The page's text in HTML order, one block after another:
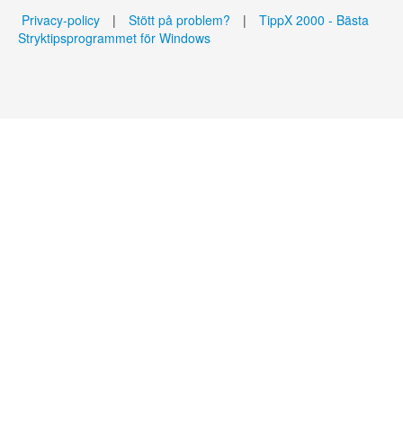
Privacy-policy
| Stött på problem? |
TippX 2000 - Bästa
Stryktipsprogrammet för Windows